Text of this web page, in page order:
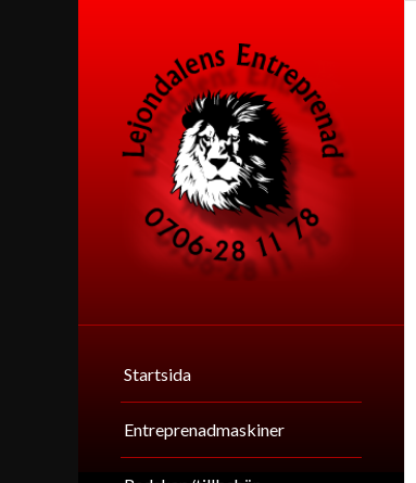
Startsida
Entreprenadmaskiner